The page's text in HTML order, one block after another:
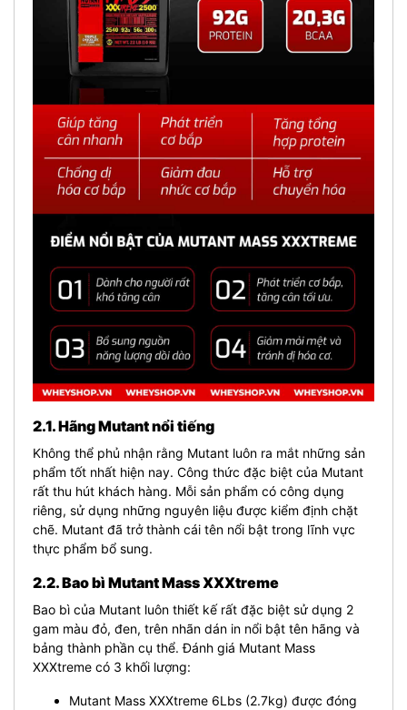
2.1. Hãng Mutant nổi tiếng
Không thể phủ nhận rằng Mutant luôn ra mắt những sản
phẩm tốt nhất hiện nay. Công thức đặc biệt của Mutant
rất thu hút khách hàng. Mỗi sản phẩm có công dụng
riêng, sử dụng những nguyên liệu được kiểm định chặt
chẽ. Mutant đã trở thành cái tên nổi bật trong lĩnh vực
thực phẩm bổ sung.
2.2. Bao bì Mutant Mass XXXtreme
Bao bì của Mutant luôn thiết kế rất đặc biệt sử dụng 2
gam màu đỏ, đen, trên nhãn dán in nổi bật tên hãng và
bảng thành phần cụ thể. Đánh giá Mutant Mass
XXXtreme có 3 khối lượng:
Mutant Mass XXXtreme 6Lbs (2.7kg) được đóng